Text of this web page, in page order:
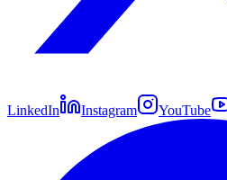
LinkedIn Instagram YouTube